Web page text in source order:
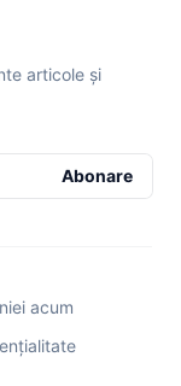
articole și
Abonare
acum